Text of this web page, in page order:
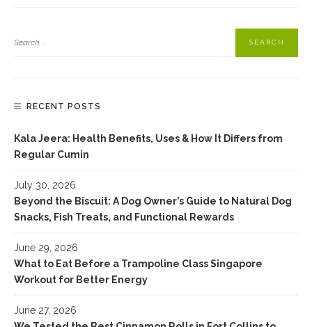
RECENT POSTS
Kala Jeera: Health Benefits, Uses & How It Differs from
Regular Cumin
July 30, 2026
Beyond the Biscuit: A Dog Owner’s Guide to Natural Dog
Snacks, Fish Treats, and Functional Rewards
June 29, 2026
What to Eat Before a Trampoline Class Singapore
Workout for Better Energy
June 27, 2026